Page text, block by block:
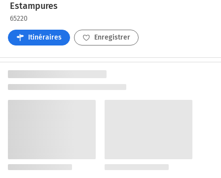
Estampures
65220
Itinéraires Enregistrer